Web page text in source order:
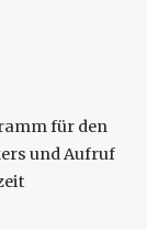
für den
und Aufruf